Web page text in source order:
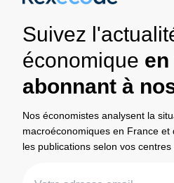
Suivez
économique
abonnant à
Nos économistes analysent la
macroéconomiques en France
les publications selon vos centres